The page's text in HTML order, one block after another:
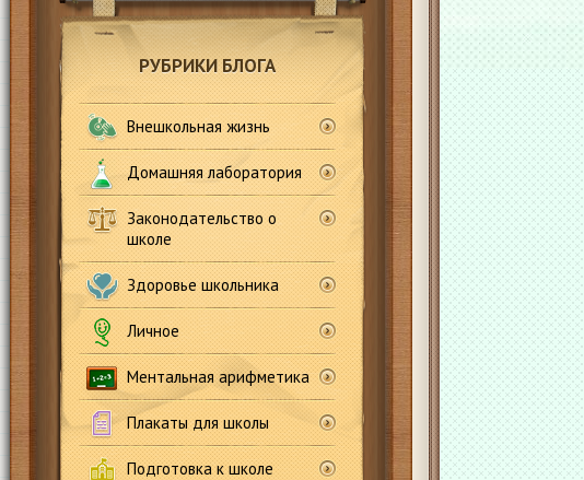
РУБРИКИ БЛОГА
Внешкольная жизнь
Домашняя лаборатория
Законодательство о
школе
Здоровье школьника
Личное
Ментальная арифметика
Плакаты для школы
Подготовка к школе